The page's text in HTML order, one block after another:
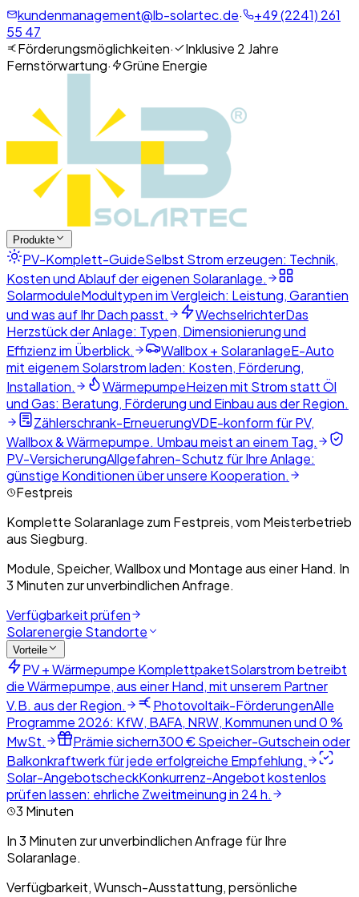
kundenmanagement@lb-solartec.de·
+49 (2241) 261
55 47
Förderungsmöglichkeiten·
Inklusive 2 Jahre
Fernstörwartung· Grüne Energie
Produkte
PV-Komplett-GuideSelbst Strom erzeugen: Technik,
Kosten und Ablauf der eigenen Solaranlage.
SolarmoduleModultypen im Vergleich: Leistung, Garantien
und was auf Ihr Dach passt.
WechselrichterDas
Herzstück der Anlage: Typen, Dimensionierung und
Effizienz im Überblick.
Wallbox + SolaranlageE-Auto
mit eigenem Solarstrom laden: Kosten, Förderung,
Installation.
WärmepumpeHeizen mit Strom statt Öl
und Gas: Beratung, Förderung und Einbau aus der Region.
Zählerschrank-ErneuerungVDE-konform für PV,
Wallbox & Wärmepumpe. Umbau meist an einem Tag.
PV-VersicherungAllgefahren-Schutz für Ihre Anlage:
günstige Konditionen über unsere Kooperation.
Festpreis
Komplette Solaranlage zum Festpreis, vom Meisterbetrieb
aus Siegburg.
Module, Speicher, Wallbox und Montage aus einer Hand. In
3 Minuten zur unverbindlichen Anfrage.
Verfügbarkeit prüfen
Solarenergie Standorte
Vorteile
PV + Wärmepumpe KomplettpaketSolarstrom betreibt
die Wärmepumpe, aus einer Hand, mit unserem Partner
V.B. aus der Region.
Photovoltaik-FörderungenAlle
Programme 2026: KfW, BAFA, NRW, Kommunen und 0 %
MwSt.
Prämie sichern300 € Speicher-Gutschein oder
Balkonkraftwerk für jede erfolgreiche Empfehlung.
Solar-AngebotscheckKonkurrenz-Angebot kostenlos
prüfen lassen: ehrliche Zweitmeinung in 24 h.
3 Minuten
In 3 Minuten zur unverbindlichen Anfrage für Ihre
Solaranlage.
Verfügbarkeit, Wunsch-Ausstattung, persönliche